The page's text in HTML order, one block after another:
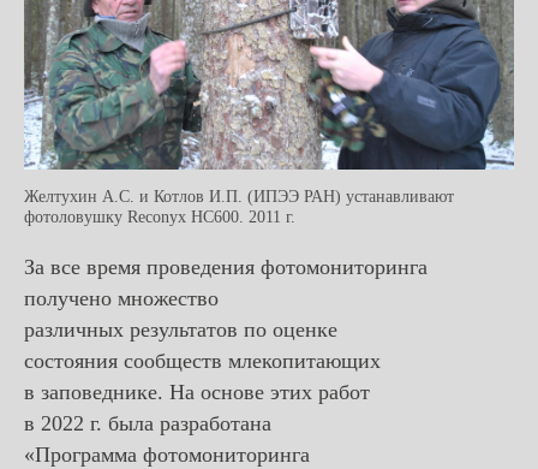
Желтухин А.С. и Котлов И.П. (ИПЭЭ РАН) устанавливают
фотоловушку Reconyx HC600. 2011 г.
За все время проведения фотомониторинга
получено множество
различных результатов по оценке
состояния сообществ млекопитающих
в заповеднике. На основе этих работ
в 2022 г. была разработана
«Программа фотомониторинга